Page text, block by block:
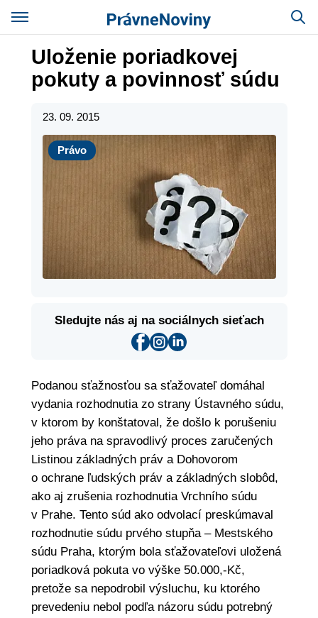
Uloženie poriadkovej
pokuty a povinnosť súdu
23. 09. 2015
Právo
Právo
Sledujte nás aj na sociálnych sieťach
Podanou sťažnosťou sa sťažovateľ domáhal
vydania rozhodnutia zo strany Ústavného súdu,
v ktorom by konštatoval, že došlo k porušeniu
jeho práva na spravodlivý proces zaručených
Listinou základných práv a Dohovorom
o ochrane ľudských práv a základných slobôd,
ako aj zrušenia rozhodnutia Vrchního súdu
v Prahe. Tento súd ako odvolací preskúmaval
rozhodnutie súdu prvého stupňa – Mestského
súdu Praha, ktorým bola sťažovateľovi uložená
poriadková pokuta vo výške 50.000,-Kč,
pretože sa nepodrobil výsluchu, ku ktorého
prevedeniu nebol podľa názoru súdu potrebný